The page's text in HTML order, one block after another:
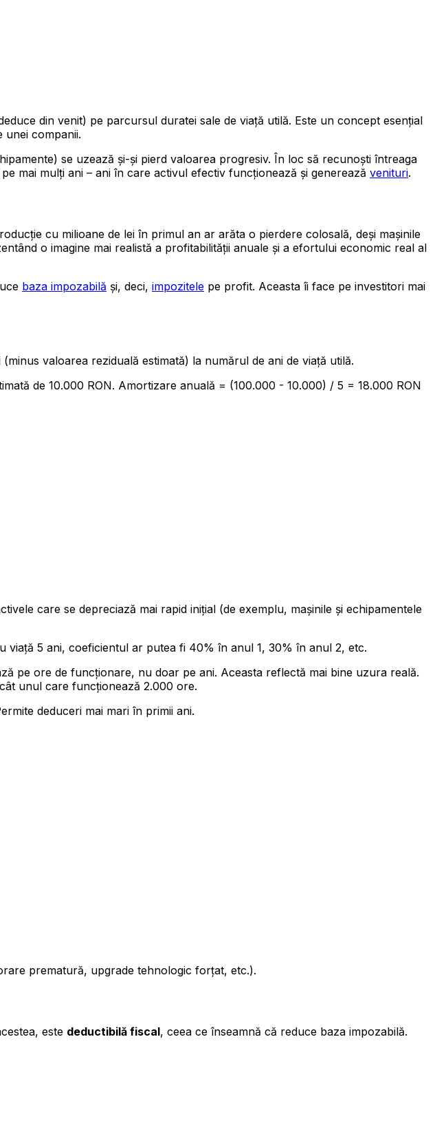
din venit) pe parcursul duratei sale de viață utilă. Este un concept esențial
unei companii.
se uzează și-și pierd valoarea progresiv. În loc să recunoști întreaga
mai mulți ani – ani în care activul efectiv funcționează și generează venituri.
cu milioane de lei în primul an ar arăta o pierdere colosală, deși mașinile
o imagine mai realistă a profitabilității anuale și a efortului economic real al
baza impozabilă și, deci, impozitele pe profit. Aceasta îi face pe investitori mai
valoarea reziduală estimată) la numărul de ani de viață utilă.
de 10.000 RON. Amortizare anuală = (100.000 - 10.000) / 5 = 18.000 RON
care se depreciază mai rapid inițial (de exemplu, mașinile și echipamentele
viață 5 ani, coeficientul ar putea fi 40% în anul 1, 30% în anul 2, etc.
pe ore de funcționare, nu doar pe ani. Aceasta reflectă mai bine uzura reală.
unul care funcționează 2.000 ore.
deduceri mai mari în primii ani.
prematură, upgrade tehnologic forțat, etc.).
este deductibilă fiscal, ceea ce înseamnă că reduce baza impozabilă.